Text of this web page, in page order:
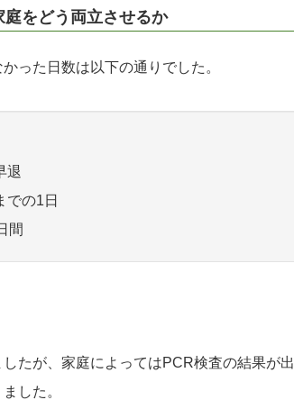
をどう両立させるか
った日数は以下の通りでした。
退
の1日
間
たが、家庭によってはPCR検査の結果が出
した。